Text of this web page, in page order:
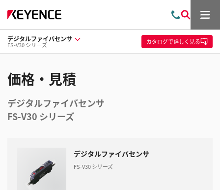
問
い
合
わ
索
メ
ュ
ー
デジタルファイバセンサ
FS-V30 シリーズ カタログで詳しく見る
価格・見積
デジタルファイバセンサ
FS-V30 シリーズ
デジタルファイバセンサ
FS-V30 シリーズ